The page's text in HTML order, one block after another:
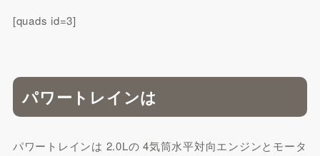
[quads id=3]
パワートレインは
パワートレインは 2.0Lの 4気筒水平対向エンジンとモータ